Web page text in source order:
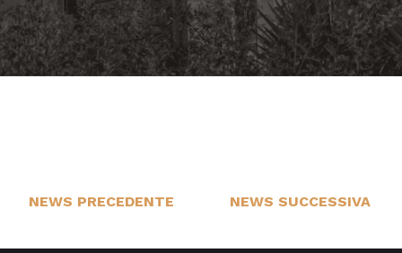
NEWS PRECEDENTE NEWS SUCCESSIVA